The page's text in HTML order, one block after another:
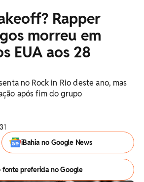
Rapper
morreu em
EUA aos 28
no Rock in Rio deste ano, mas
após fim do grupo
iBahia no Google News
fonte preferida no Google